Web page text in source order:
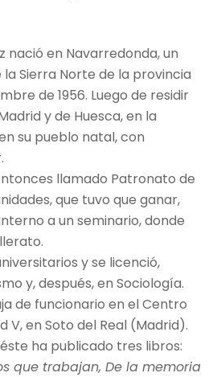
nació en Navarredonda, un
Sierra Norte de la provincia
de 1956. Luego de residir
y de Huesca, en la
su pueblo natal, con
llamado Patronato de
que tuvo que ganar,
a un seminario, donde
y se licenció,
y, después, en Sociología.
de funcionario en el Centro
V, en Soto del Real (Madrid).
ha publicado tres libros:
que trabajan, De la memoria